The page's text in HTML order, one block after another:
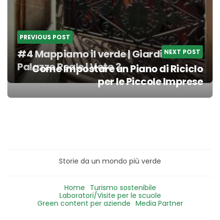
PREVIOUS POST
#4 Mappiamo il verde | Giardini di
Palazzo Reale | Voto 3
NEXT POST
Come Impostare un Piano di Riciclo
per le Piccole Imprese
Storie da un mondo più verde
Home Turismo sostenibile
Laboratori/Visite per le scuole
Green content per aziende Media Partner